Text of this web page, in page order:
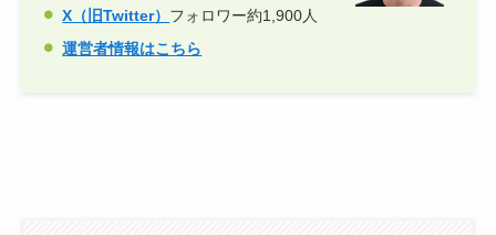
X（旧Twitter） フォロワー約1,900人
運営者情報はこちら